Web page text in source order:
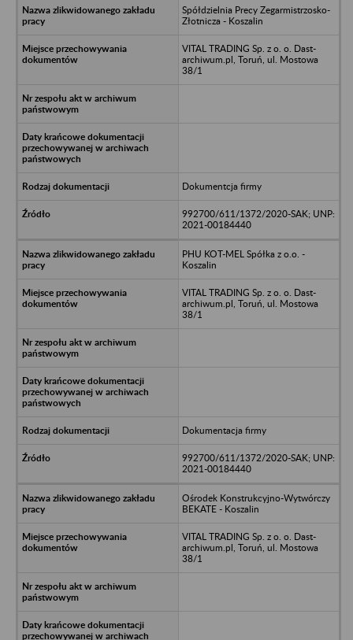
Spółdzielnia Precy Zegarmistrzosko-
Złotnicza - Koszalin
VITAL TRADING Sp. z o. o. Dast-
archiwum.pl, Toruń, ul. Mostowa
38/1
Dokumentcja firmy
992700/611/1372/2020-SAK; UNP:
2021-00184440
PHU KOT-MEL Spółka z o.o. -
Koszalin
VITAL TRADING Sp. z o. o. Dast-
archiwum.pl, Toruń, ul. Mostowa
38/1
Dokumentacja firmy
992700/611/1372/2020-SAK; UNP:
2021-00184440
Ośrodek Konstrukcyjno-Wytwórczy
BEKATE - Koszalin
VITAL TRADING Sp. z o. o. Dast-
archiwum.pl, Toruń, ul. Mostowa
38/1